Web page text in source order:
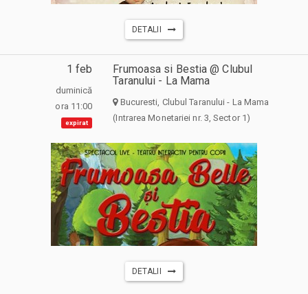
DETALII
1 feb
duminică
ora 11:00
expirat
Frumoasa si Bestia @ Clubul
Taranului - La Mama
Bucuresti, Clubul Taranului - La Mama
(Intrarea Monetariei nr. 3, Sector 1)
DETALII